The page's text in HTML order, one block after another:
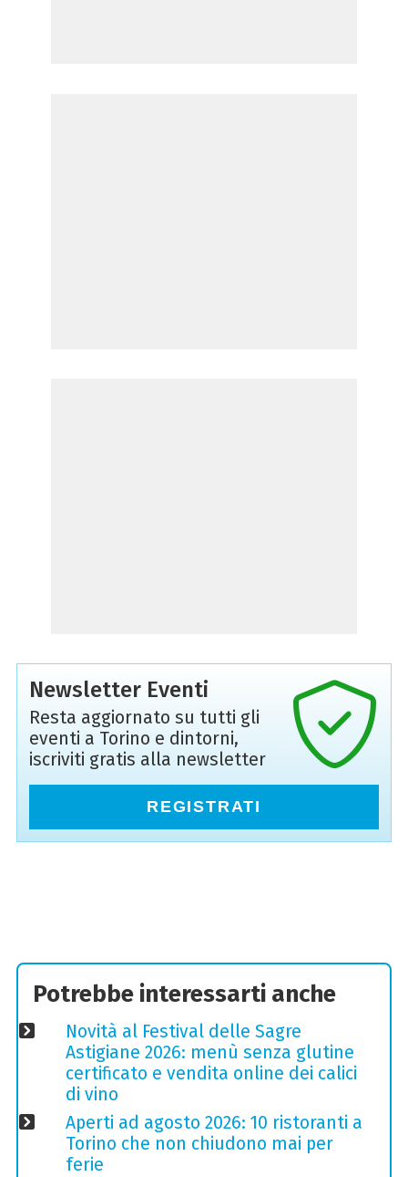
Newsletter Eventi
Resta aggiornato su tutti gli
eventi a Torino e dintorni,
iscriviti gratis alla newsletter
REGISTRATI
Potrebbe interessarti anche
Novità al Festival delle Sagre
Astigiane 2026: menù senza glutine
certificato e vendita online dei calici
di vino
Aperti ad agosto 2026: 10 ristoranti a
Torino che non chiudono mai per
ferie